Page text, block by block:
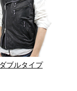
ダブルタイプ